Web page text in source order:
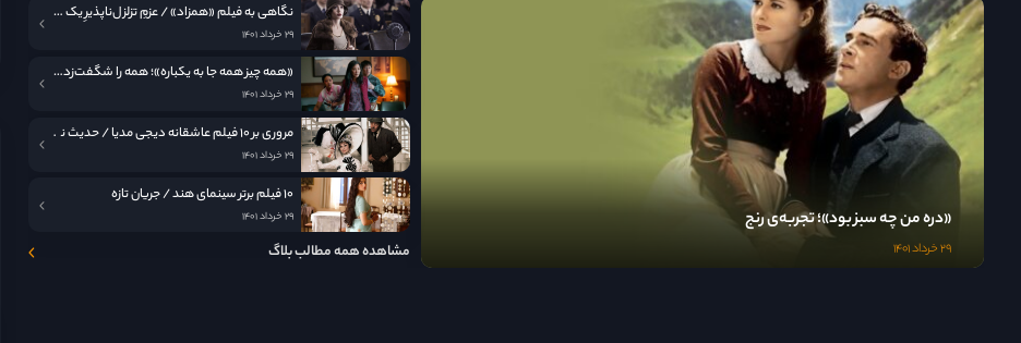
«دره من چه سبز بود»؛ تجربه‌ی رنج
۲۹ خرداد ۱۴۰۱
نگاهی به فيلم «همزاد» / عزمِ تزلزل‌ناپذیرِ یک مادر
۲۹ خرداد ۱۴۰۱
«همه چیز همه جا به یکباره»؛ همه را شگفت‌زده کرد!
۲۹ خرداد ۱۴۰۱
مروری بر ۱۰ فیلم عاشقانه دیجی مدیا / حدیث نامکرر عشق در قاب سینما
۲۹ خرداد ۱۴۰۱
۱۰ فیلم برتر سینمای هند / جریان تازه
۲۹ خرداد ۱۴۰۱
مشاهده همه مطالب بلاگ